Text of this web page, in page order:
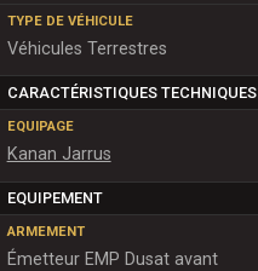
TYPE DE VÉHICULE
Véhicules Terrestres
CARACTÉRISTIQUES TECHNIQUES
EQUIPAGE
Kanan Jarrus
EQUIPEMENT
ARMEMENT
Émetteur EMP Dusat avant